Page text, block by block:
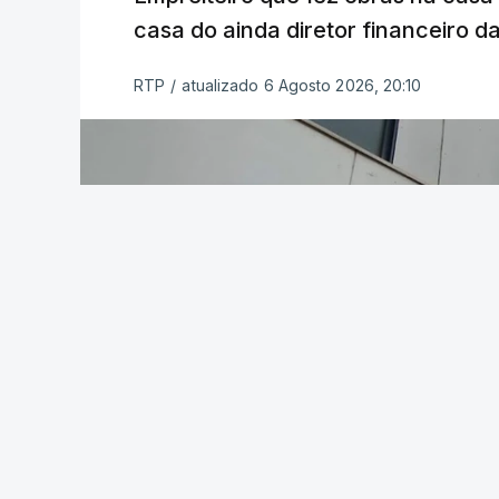
casa do ainda diretor financeiro
RTP / atualizado 6 Agosto 2026, 20:10